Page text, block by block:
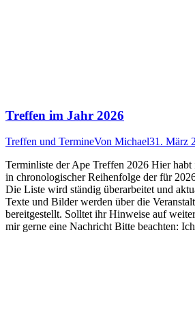
Treffen im Jahr 2026
Treffen und TermineVon Michael31. März
Terminliste der Ape Treffen 2026 Hier
in chronologischer Reihenfolge der für
Die Liste wird ständig überarbeitet und
Texte und Bilder werden über die
bereitgestellt. Solltet ihr Hinweise auf
mir gerne eine Nachricht Bitte beachten: